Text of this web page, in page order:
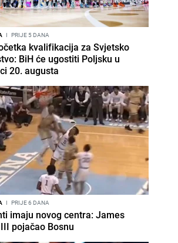
I PRIJE 5 DANA
kvalifikacija za Svjetsko
BiH će ugostiti Poljsku u
20. augusta
I PRIJE 6 DANA
imaju novog centra: James
pojačao Bosnu